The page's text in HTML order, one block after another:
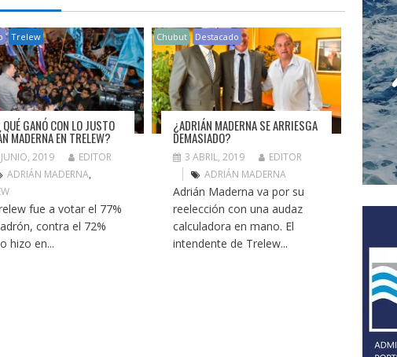
Trelew
GANÓ CON LO JUSTO
MADERNA EN TRELEW?
2019
EDITOR
ADRIÁN MADERNA,
fue a votar el 77%
contra el 72%
hizo en...
Chubut Destacado
¿ADRIÁN MADERNA SE ARRIESGA
DEMASIADO?
3 ABRIL, 2019
EDITOR
ADRIÁN MADERNA
Adrián Maderna va por su
reelección con una audaz
calculadora en mano. El
intendente de Trelew...